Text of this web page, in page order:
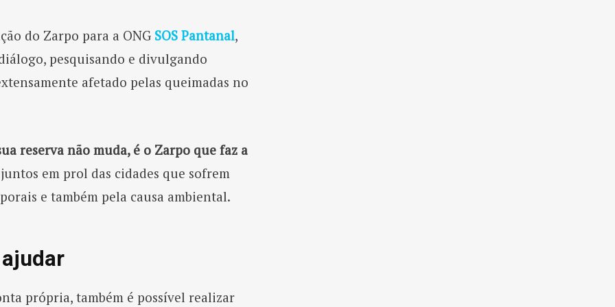
do Zarpo para a ONG SOS Pantanal,
pesquisando e divulgando
afetado pelas queimadas no
reserva não muda, é o Zarpo que faz a
em prol das cidades que sofrem
e também pela causa ambiental.
própria, também é possível realizar